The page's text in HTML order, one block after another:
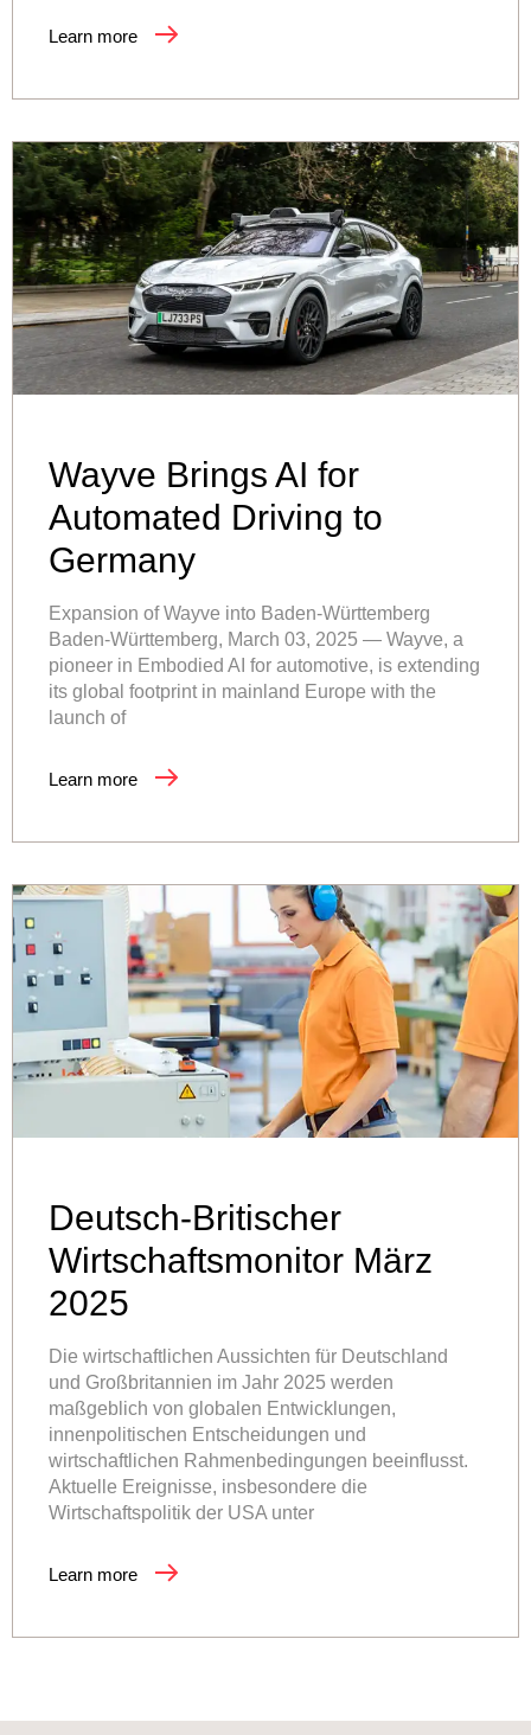
Learn more
Wayve Brings AI for
Automated Driving to
Germany
Expansion of Wayve into Baden-Württemberg
Baden-Württemberg, March 03, 2025 — Wayve, a
pioneer in Embodied AI for automotive, is extending
its global footprint in mainland Europe with the
launch of
Learn more
Deutsch-Britischer
Wirtschaftsmonitor März
2025
Die wirtschaftlichen Aussichten für Deutschland
und Großbritannien im Jahr 2025 werden
maßgeblich von globalen Entwicklungen,
innenpolitischen Entscheidungen und
wirtschaftlichen Rahmenbedingungen beeinflusst.
Aktuelle Ereignisse, insbesondere die
Wirtschaftspolitik der USA unter
Learn more